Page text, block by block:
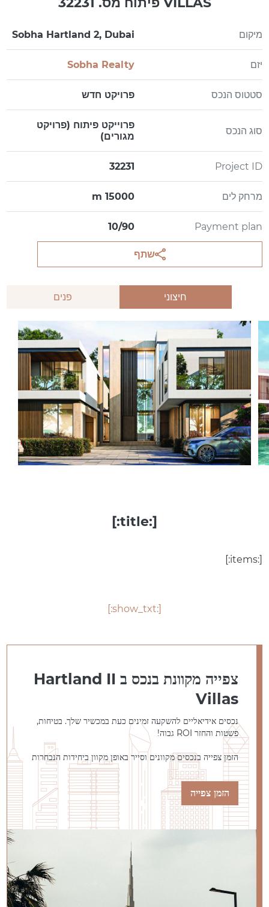
מיקום Sobha Hartland 2, Dubai
יזם Sobha Realty
סטטוס הנכס פרויקט חדש
סוג הנכס
פרוייקט פיתוח (פרויקט
מגורים)
Project ID
32231
מרחק לים 15000 m
Payment plan
10/90
שתף
חיצוני פנים
[:title:]
[:items:]
[:show_txt:]
צפייה מקוונת בנכס ב Hartland II
Villas
נכסים אידיאליים להשקעה זמינים כעת במכשיר שלך. בטיחות,
פשטות והחזר ROI גבוה!
הזמן צפייה בנכסים מקוונים וסייר באופן מקוון ביחידות הנבחרות
הזמן צפייה